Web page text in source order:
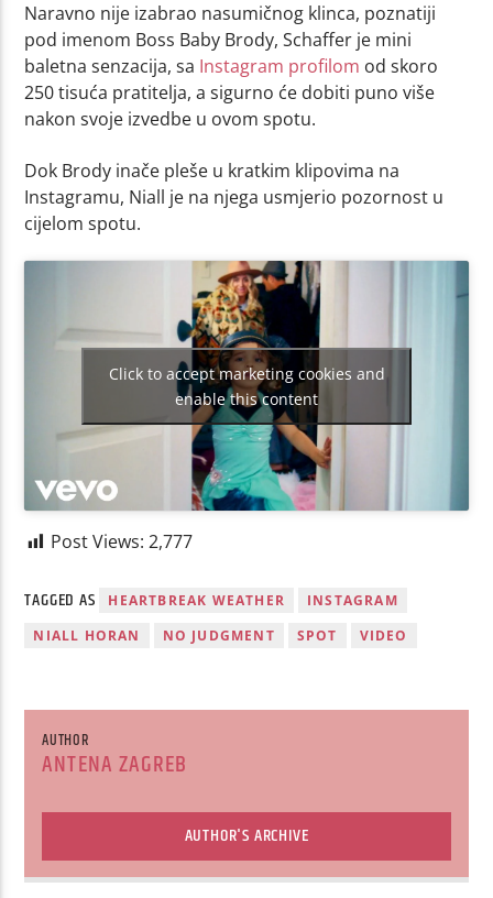
Naravno nije izabrao nasumičnog klinca, poznatiji
pod imenom Boss Baby Brody, Schaffer je mini
baletna senzacija, sa Instagram profilom od skoro
250 tisuća pratitelja, a sigurno će dobiti puno više
nakon svoje izvedbe u ovom spotu.
Dok Brody inače pleše u kratkim klipovima na
Instagramu, Niall je na njega usmjerio pozornost u
cijelom spotu.
Click to accept marketing cookies and
enable this content
Post Views: 2,777
TAGGED AS HEARTBREAK WEATHER
INSTAGRAM
NIALL HORAN
NO JUDGMENT SPOT VIDEO
AUTHOR
ANTENA ZAGREB
AUTHOR'S ARCHIVE